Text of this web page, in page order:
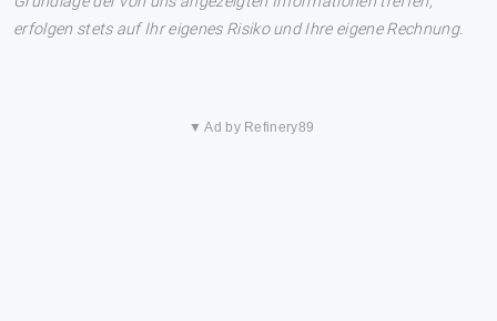
erfolgen stets auf Ihr eigenes Risiko und Ihre eigene Rechnung.
▼ Ad by Refinery89